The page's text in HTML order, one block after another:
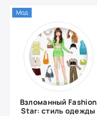
Взломанный Fashion
Star: стиль одежды
Мод